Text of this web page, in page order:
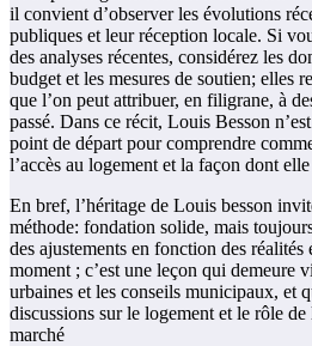
il convient d’observer les évolutions
publiques et leur réception locale. Si
des analyses récentes, considérez les
budget et les mesures de soutien; elles
que l’on peut attribuer, en filigrane, à
passé. Dans ce récit, Louis Besson
point de départ pour comprendre
l’accès au logement et la façon dont
En bref, l’héritage de Louis besson
méthode: fondation solide, mais
des ajustements en fonction des réalités
moment ; c’est une leçon qui demeure
urbaines et les conseils municipaux, et
discussions sur le logement et le rôle
marché